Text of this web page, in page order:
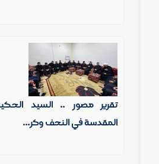
تقرير مصور .. السيد
المقدسة في النجف وكر...